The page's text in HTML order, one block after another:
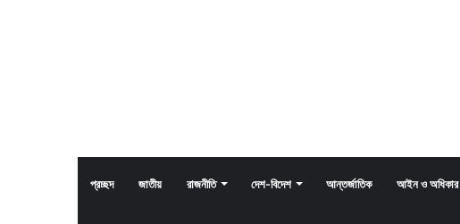
প্রচ্ছদ জাতীয় রাজনীতি দেশ-বিদেশ আন্তর্জাতিক আইন ও অধিকার